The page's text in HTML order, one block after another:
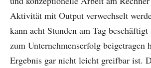
Aktivität mit Output verwechselt
kann acht Stunden am Tag
zum Unternehmenserfolg beigetragen
Ergebnis gar nicht leicht greifbar ist.